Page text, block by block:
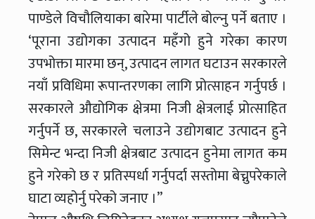
पाण्डेले विचौलियाका बारेमा पार्टीले बोल्नु पर्ने बताए ।
‘पूराना उद्योगका उत्पादन महँगो हुने गरेका कारण
उपभोक्ता मारमा छन्, उत्पादन लागत घटाउन सरकारले
नयाँ प्रविधिमा रूपान्तरणका लागि प्रोत्साहन गर्नुपर्छ ।
सरकारले औद्योगिक क्षेत्रमा निजी क्षेत्रलाई प्रोत्साहित
गर्नुपर्ने छ, सरकारले चलाउने उद्योगबाट उत्पादन हुने
सिमेन्ट भन्दा निजी क्षेत्रबाट उत्पादन हुनेमा लागत कम
हुने गरेको छ र प्रतिस्पर्धा गर्नुपर्दा सस्तोमा बेच्नुपरेकाले
घाटा व्यहोर्नु परेको जनाए ।’’